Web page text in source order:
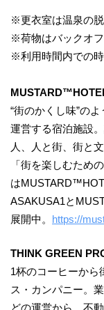
※更衣室は温泉の脱
※荷物はバックオフ
※利用時間内での時
“街のかくし味”の
運営する宿泊施設
人、人と街、街と
「街を楽しむため
は
ASAKUSA1と
展開中。 https://
THINK GREEN
1杯のコーヒーから
ス・カンパニー。
どの運営から、不